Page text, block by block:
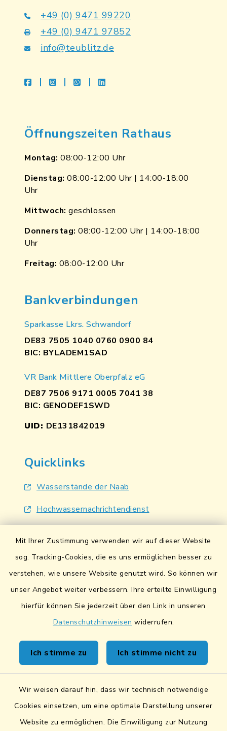
Mit Ihrer Zustimmung verwenden wir auf dieser Website
sog. Tracking-Cookies, die es uns ermöglichen besser zu
verstehen, wie unsere Website genutzt wird. So können wir
unser Angebot weiter verbessern. Ihre erteilte Einwilligung
hierfür können Sie jederzeit über den Link in unseren
Datenschutzhinweisen widerrufen.
Ich stimme zu Ich stimme nicht zu
Wir weisen darauf hin, dass wir technisch notwendige
Cookies einsetzen, um eine optimale Darstellung unserer
Website zu ermöglichen. Die Einwilligung zur Nutzung
+49 (0) 9471 99220
+49 (0) 9471 97852
info@teublitz.de
facebookinstagramwhatsapplinkedin
Öffnungszeiten Rathaus
Montag: 08:00-12:00 Uhr
Dienstag: 08:00-12:00 Uhr | 14:00-18:00
Uhr
Mittwoch: geschlossen
Donnerstag: 08:00-12:00 Uhr | 14:00-18:00
Uhr
Freitag: 08:00-12:00 Uhr
Bankverbindungen
Sparkasse Lkrs. Schwandorf
DE83 7505 1040 0760 0900 84
BIC: BYLADEM1SAD
VR Bank Mittlere Oberpfalz eG
DE87 7506 9171 0005 7041 38
BIC: GENODEF1SWD
UID: DE131842019
Quicklinks
Wasserstände der Naab
Hochwassernachrichtendienst
Lokales Bündnis für Familien
Fairtrade-Towns
Kontakt
Sicheres Kontaktformular
Sicherer Datentransfer